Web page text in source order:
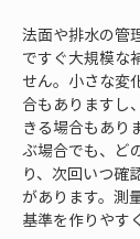
法面や排水の管
ですぐ大規模な
せん。小さな変
合もありますし
きる場合もあり
ぶ場合でも、ど
り、次回いつ確
があります。測
基準を作りやす